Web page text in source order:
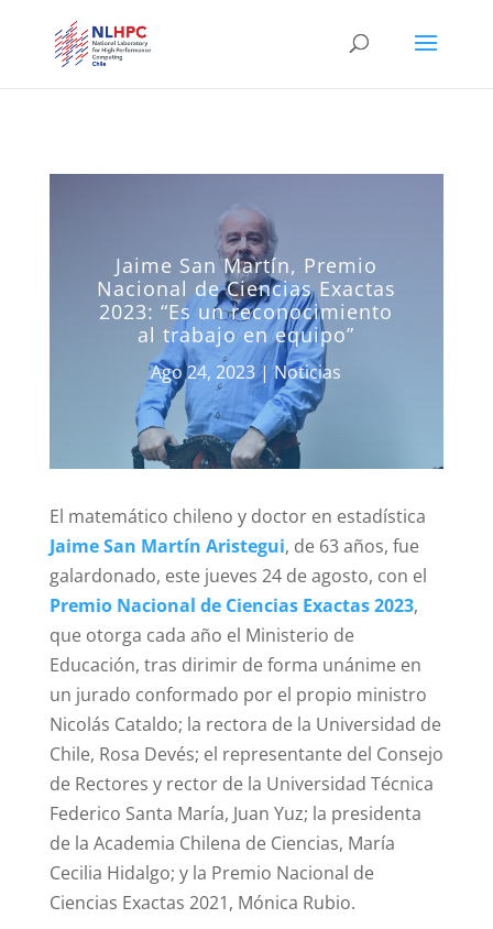
Jaime San Martín, Premio
Nacional de Ciencias Exactas
2023: “Es un reconocimiento
al trabajo en equipo”
Ago 24, 2023|Noticias
​El matemático chileno y doctor en estadística
Jaime San Martín Aristegui, de 63 años, fue
galardonado, este jueves 24 de agosto, con el
Premio Nacional de Ciencias Exactas 2023,
que otorga cada año el Ministerio de
Educación, tras dirimir de forma unánime en
un jurado conformado por el propio ministro
Nicolás Cataldo; la rectora de la Universidad de
Chile, Rosa Devés; el representante del Consejo
de Rectores y rector de la Universidad Técnica
Federico Santa María, Juan Yuz; la presidenta
de la Academia Chilena de Ciencias, María
Cecilia Hidalgo; y la Premio Nacional de
Ciencias Exactas 2021, Mónica Rubio.